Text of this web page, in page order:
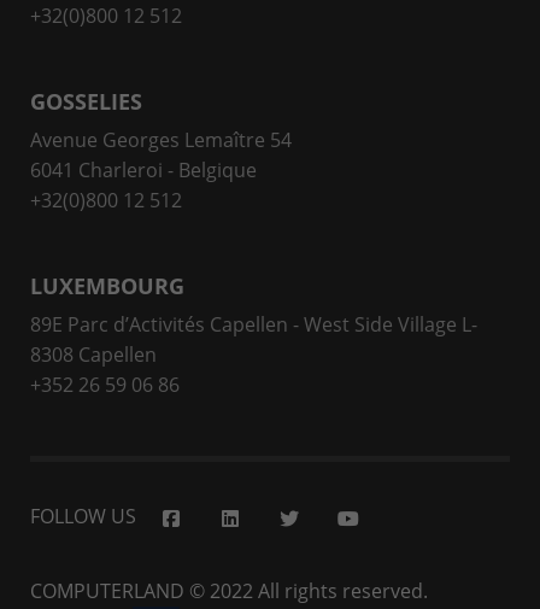
+32(0)800 12 512
GOSSELIES
Avenue Georges Lemaître 54
6041 Charleroi - Belgique
+32(0)800 12 512
LUXEMBOURG
89E Parc d’Activités Capellen - West Side Village L-
8308 Capellen
+352 26 59 06 86
FOLLOW US
COMPUTERLAND © 2022 All rights reserved.